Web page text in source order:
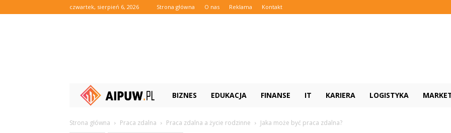
czwartek, sierpień 6, 2026 Strona główna O nas Reklama Kontakt
Aipuw.pl
BIZNES EDUKACJA FINANSE IT KARIERA LOGISTYKA
Strona główna Praca zdalna Praca zdalna a życie rodzinne Jaka może być praca zdalna?